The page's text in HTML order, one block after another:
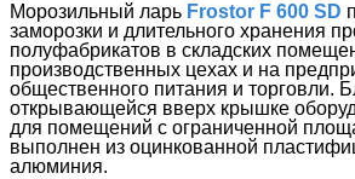
Морозильный ларь Frostor F 600 SD
заморозки и длительного хранения
полуфабрикатов в складских
производственных цехах и на
общественного питания и торговли.
открывающейся вверх крышке
для помещений с ограниченной
выполнен из оцинкованной
алюминия.